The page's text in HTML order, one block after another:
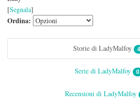
[Segnala]
Ordina:
Storie di LadyMalfoy 4
Serie di LadyMalfoy 0
Recensioni di LadyMalfoy